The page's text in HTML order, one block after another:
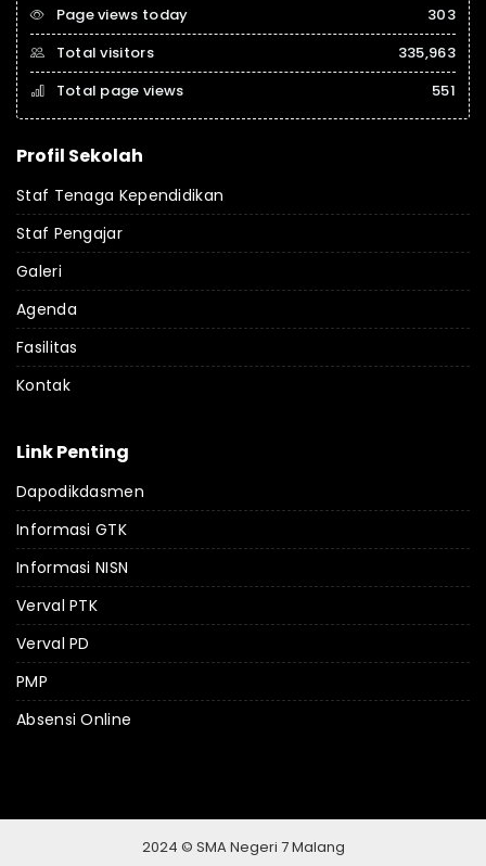
Page views today
303
Total visitors
335,963
Total page views
551
Profil Sekolah
Staf Tenaga Kependidikan
Staf Pengajar
Galeri
Agenda
Fasilitas
Kontak
Link Penting
Dapodikdasmen
Informasi GTK
Informasi NISN
Verval PTK
Verval PD
PMP
Absensi Online
2024 © SMA Negeri 7 Malang